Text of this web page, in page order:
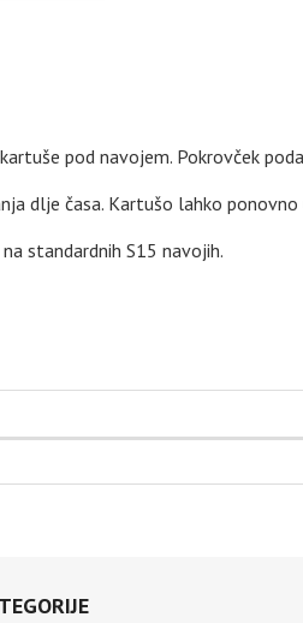
pod navojem. Pokrovček
dlje časa. Kartušo lahko
standardnih S15 navojih.